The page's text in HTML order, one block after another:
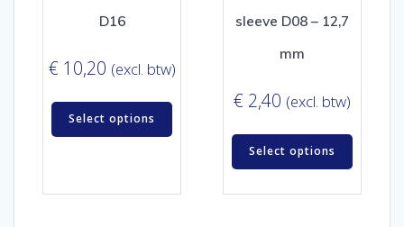
D16
€ 10,20 (excl. btw)
Select options
sleeve D08 – 12,7
mm
€ 2,40 (excl. btw)
Select options